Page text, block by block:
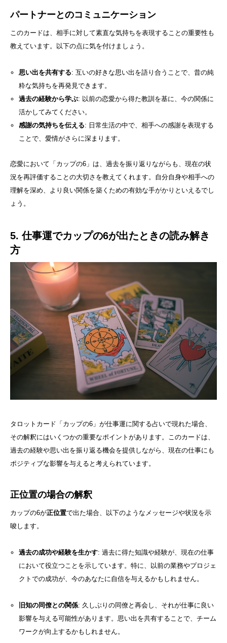
パートナーとのコミュニケーション
このカードは、相手に対して素直な気持ちを表現することの重要性も
教えています。以下の点に気を付けましょう。
思い出を共有する: 互いの好きな思い出を語り合うことで、昔の純
粋な気持ちを再発見できます。
過去の経験から学ぶ: 以前の恋愛から得た教訓を基に、今の関係に
活かしてみてください。
感謝の気持ちを伝える: 日常生活の中で、相手への感謝を表現する
ことで、愛情がさらに深まります。
恋愛において「カップの6」は、過去を振り返りながらも、現在の状
況を再評価することの大切さを教えてくれます。自分自身や相手への
理解を深め、より良い関係を築くための有効な手がかりといえるでし
ょう。
5. 仕事運でカップの6が出たときの読み解き
方
タロットカード「カップの6」が仕事運に関する占いで現れた場合、
その解釈にはいくつかの重要なポイントがあります。このカードは、
過去の経験や思い出を振り返る機会を提供しながら、現在の仕事にも
ポジティブな影響を与えると考えられています。
正位置の場合の解釈
カップの6が正位置で出た場合、以下のようなメッセージや状況を示
唆します。
過去の成功や経験を生かす: 過去に得た知識や経験が、現在の仕事
において役立つことを示しています。特に、以前の業務やプロジェ
クトでの成功が、今のあなたに自信を与えるかもしれません。
旧知の同僚との関係: 久しぶりの同僚と再会し、それが仕事に良い
影響を与える可能性があります。思い出を共有することで、チーム
ワークが向上するかもしれません。